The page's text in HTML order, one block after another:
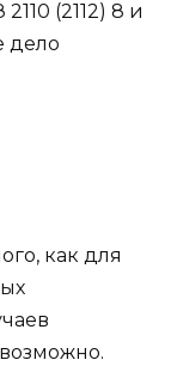
как для